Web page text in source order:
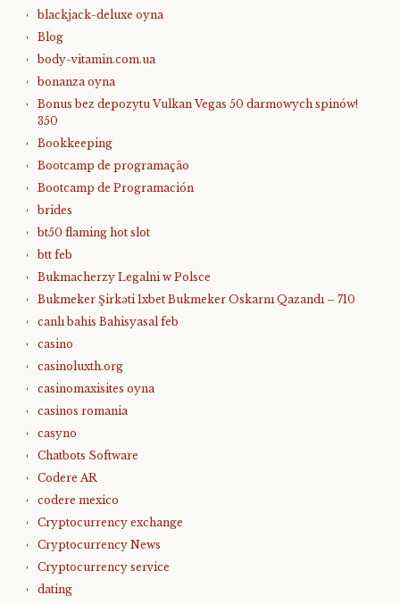
blackjack-deluxe oyna
Blog
body-vitamin.com.ua
bonanza oyna
Bonus bez depozytu Vulkan Vegas 50 darmowych spinów!
350
Bookkeeping
Bootcamp de programação
Bootcamp de Programación
brides
bt50 flaming hot slot
btt feb
Bukmacherzy Legalni w Polsce
Bukmeker Şirkəti 1xbet Bukmeker Oskarnı Qazandı – 710
canlı bahis Bahisyasal feb
casino
casinoluxth.org
casinomaxisites oyna
casinos romania
casyno
Chatbots Software
Codere AR
codere mexico
Cryptocurrency exchange
Cryptocurrency News
Cryptocurrency service
dating